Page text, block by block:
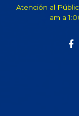
Atención al
am a